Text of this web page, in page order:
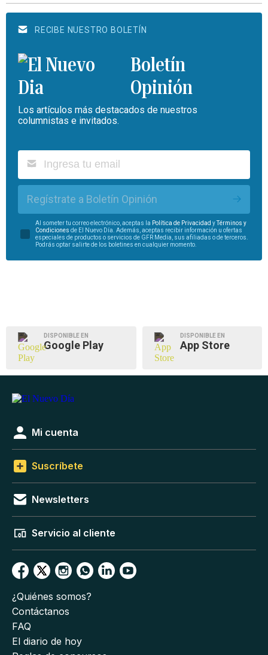
RECIBE NUESTRO BOLETÍN
Boletín
Opinión
Los artículos más destacados de nuestros
columnistas e invitados.
Regístrate a Boletín Opinión
Al someter tu correo electrónico, aceptas la Política de Privacidad yTérminos y
Condiciones de El Nuevo Día. Además, aceptas recibir información u ofertas
especiales de productos o servicios de GFR Media, sus afiliadas o de terceros.
Podrás optar salirte de los boletines en cualquier momento.
DISPONIBLE EN
Google Play
DISPONIBLE EN
App Store
Mi cuenta
Suscríbete
Newsletters
Servicio al cliente
¿Quiénes somos?
Contáctanos
FAQ
El diario de hoy